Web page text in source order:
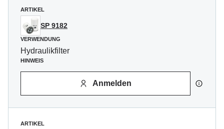
ARTIKEL
SP 9182
VERWENDUNG
Hydraulikfilter
HINWEIS
Anmelden
ARTIKEL